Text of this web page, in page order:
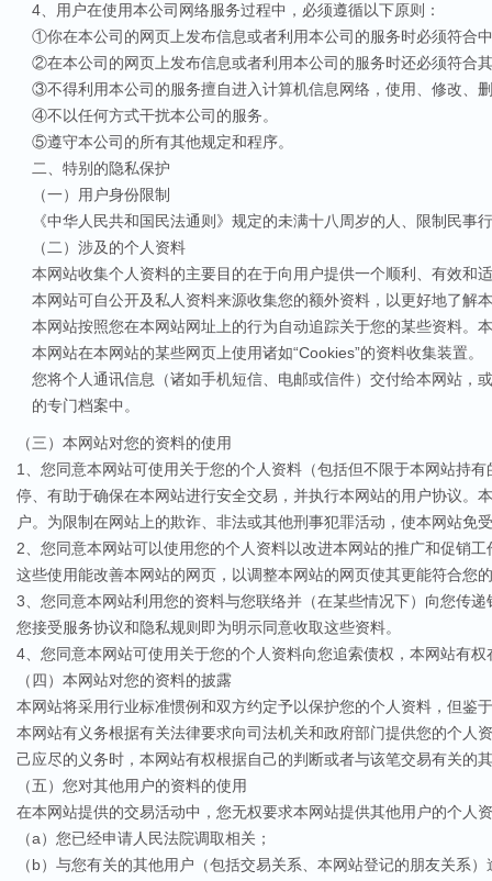
4、用户在使用本公司网络服务过程中，必须遵循以下原则：
①你在本公司的网页上发布信息或者利用本公司的服务时必须符合
②在本公司的网页上发布信息或者利用本公司的服务时还必须符合
③不得利用本公司的服务擅自进入计算机信息网络，使用、修改、
④不以任何方式干扰本公司的服务。
⑤遵守本公司的所有其他规定和程序。
二、特别的隐私保护
（一）用户身份限制
《中华人民共和国民法通则》规定的未满十八周岁的人、限制民
（二）涉及的个人资料
本网站收集个人资料的主要目的在于向用户提供一个顺利、有效和
本网站可自公开及私人资料来源收集您的额外资料，以更好地了解
本网站按照您在本网站网址上的行为自动追踪关于您的某些资料。
本网站在本网站的某些网页上使用诸如“Cookies”的资料收集装置。
您将个人通讯信息（诸如手机短信、电邮或信件）交付给本网站，
的专门档案中。
（三）本网站对您的资料的使用
1、您同意本网站可使用关于您的个人资料（包括但不限于本网站持
停、有助于确保在本网站进行安全交易，并执行本网站的用户协议。
户。为限制在网站上的欺诈、非法或其他刑事犯罪活动，使本网站
2、您同意本网站可以使用您的个人资料以改进本网站的推广和促销
这些使用能改善本网站的网页，以调整本网站的网页使其更能符合您
3、您同意本网站利用您的资料与您联络并（在某些情况下）向您传
您接受服务协议和隐私规则即为明示同意收取这些资料。
4、您同意本网站可使用关于您的个人资料向您追索债权，本网站有
（四）本网站对您的资料的披露
本网站将采用行业标准惯例和双方约定予以保护您的个人资料，但鉴
本网站有义务根据有关法律要求向司法机关和政府部门提供您的个人
己应尽的义务时，本网站有权根据自己的判断或者与该笔交易有关的
（五）您对其他用户的资料的使用
在本网站提供的交易活动中，您无权要求本网站提供其他用户的个人
（a）您已经申请人民法院调取相关；
（b）与您有关的其他用户（包括交易关系、本网站登记的朋友关系